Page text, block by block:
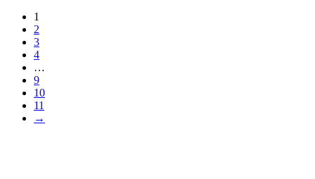
1
2
3
4
…
9
10
11
→